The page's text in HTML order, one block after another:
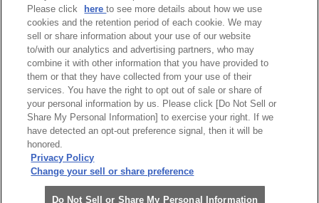
個人情報の取扱いについて
Cookie設定について
ソーシャルメディア利用規約
ウェブアクセシビリティへの取組み
関係会社
サイトマップ
お問合せ
阪急阪神ホールディングス株式会社
Please click
hereto see more details about how we use
cookies and the retention period of each cookie. We may
sell or share information about your use of our website
to/with our analytics and advertising partners, who may
combine it with other information that you have provided to
them or that they have collected from your use of their
services. You have the right to opt out of sale or share of
your personal information by us. Please click [Do Not Sell or
Share My Personal Information] to exercise your right. If we
have detected an opt-out preference signal, then it will be
honored.
Privacy Policy
Change your sell or share preference
Do Not Sell or Share My Personal Information